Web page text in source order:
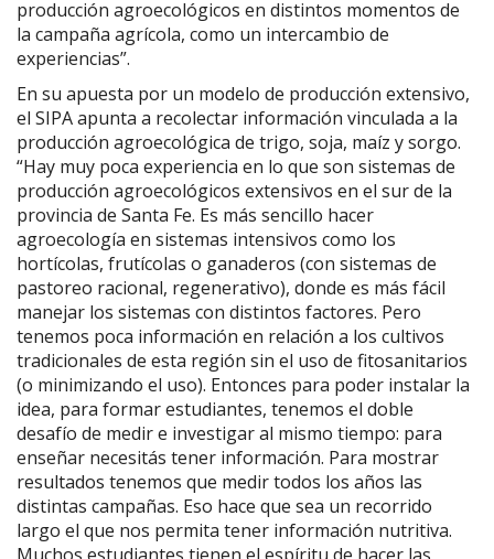
producción agroecológicos en distintos momentos de
la campaña agrícola, como un intercambio de
experiencias”.
En su apuesta por un modelo de producción extensivo,
el SIPA apunta a recolectar información vinculada a la
producción agroecológica de trigo, soja, maíz y sorgo.
“Hay muy poca experiencia en lo que son sistemas de
producción agroecológicos extensivos en el sur de la
provincia de Santa Fe. Es más sencillo hacer
agroecología en sistemas intensivos como los
hortícolas, frutícolas o ganaderos (con sistemas de
pastoreo racional, regenerativo), donde es más fácil
manejar los sistemas con distintos factores. Pero
tenemos poca información en relación a los cultivos
tradicionales de esta región sin el uso de fitosanitarios
(o minimizando el uso). Entonces para poder instalar la
idea, para formar estudiantes, tenemos el doble
desafío de medir e investigar al mismo tiempo: para
enseñar necesitás tener información. Para mostrar
resultados tenemos que medir todos los años las
distintas campañas. Eso hace que sea un recorrido
largo el que nos permita tener información nutritiva.